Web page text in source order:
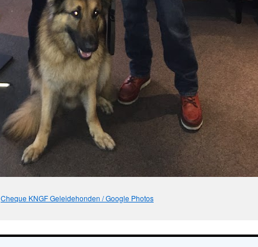
Cheque KNGF Geleidehonden / Google Photos